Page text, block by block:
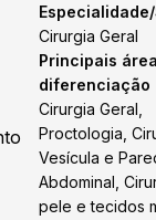
Cirurgia Geral
Principais
diferenciação
Cirurgia Geral,
Proctologia,
Vesícula e
Abdominal,
pele e tecidos